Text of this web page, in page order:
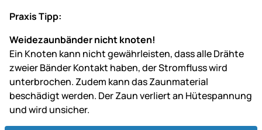
Praxis Tipp:
Weidezaunbänder nicht knoten!
Ein Knoten kann nicht gewährleisten, dass alle Drähte
zweier Bänder Kontakt haben, der Stromfluss wird
unterbrochen. Zudem kann das Zaunmaterial
beschädigt werden. Der Zaun verliert an Hütespannung
und wird unsicher.